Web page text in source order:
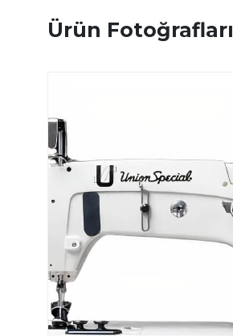
Ürün Fotoğrafları